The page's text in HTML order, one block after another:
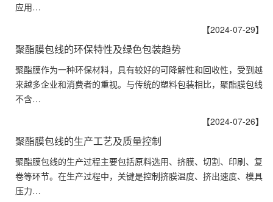
应用…
【2024-07-29】
聚酯膜包线的环保特性及绿色包装趋势
聚酯膜作为一种环保材料，具有较好的可降解性和回收性，受到越
来越多企业和消费者的重视。与传统的塑料包装相比，聚酯膜包线
不含…
【2024-07-26】
聚酯膜包线的生产工艺及质量控制
聚酯膜包线的生产过程主要包括原料选用、挤膜、切割、印刷、复
卷等环节。在生产过程中，关键是控制挤膜温度、挤出速度、模具
压力…